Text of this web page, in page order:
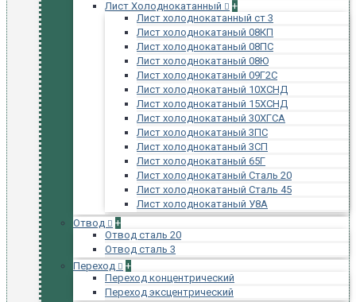
Лист Холоднокатанный
+
Лист холоднокатанный ст 3
Лист холоднокатаный 08КП
Лист холоднокатаный 08ПС
Лист холоднокатаный 08Ю
Лист холоднокатаный 09Г2С
Лист холоднокатаный 10ХСНД
Лист холоднокатаный 15ХСНД
Лист холоднокатаный 30ХГСА
Лист холоднокатаный 3ПС
Лист холоднокатаный 3СП
Лист холоднокатаный 65Г
Лист холоднокатаный Сталь 20
Лист холоднокатаный Сталь 45
Лист холоднокатаный У8А
Отвод
+
Отвод сталь 20
Отвод сталь 3
Переход
+
Переход концентрический
Переход эксцентрический